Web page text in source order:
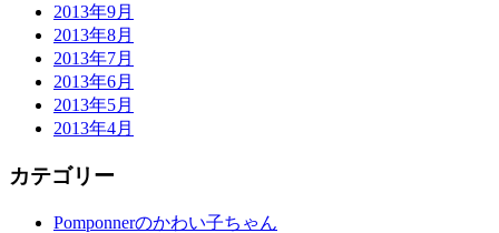
2013年9月
2013年8月
2013年7月
2013年6月
2013年5月
2013年4月
カテゴリー
Pomponnerのかわい子ちゃん